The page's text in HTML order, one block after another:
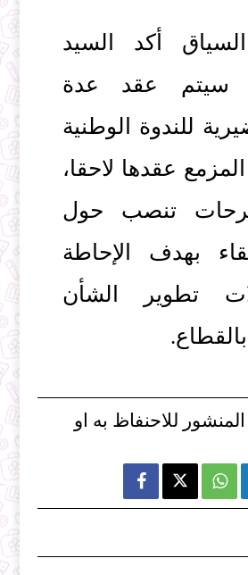
أكد السيد
سيتم عقد عدة
للندوة الوطنية
عقدها لاحقا،
تنصب حول
بهدف الإحاطة
تطوير الشأن
للاحنفاظ به او
 